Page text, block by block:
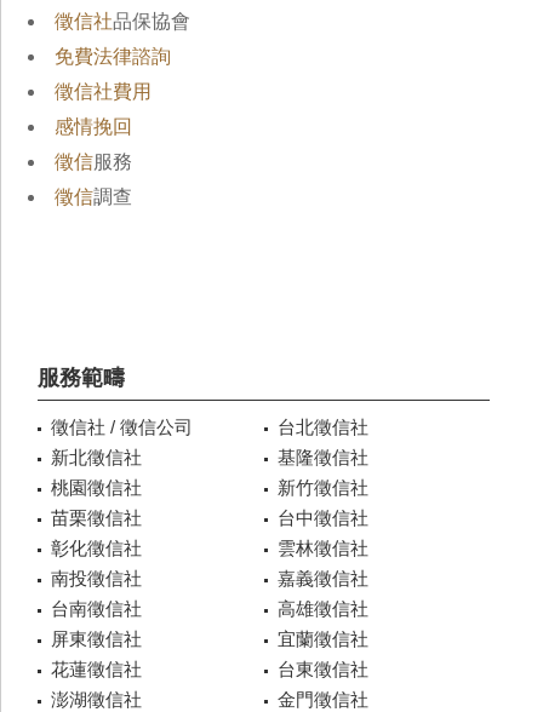
徵信社品保協會
免費法律諮詢
徵信社費用
感情挽回
徵信服務
徵信調查
服務範疇
徵信社 / 徵信公司
台北徵信社
新北徵信社
基隆徵信社
桃園徵信社
新竹徵信社
苗栗徵信社
台中徵信社
彰化徵信社
雲林徵信社
南投徵信社
嘉義徵信社
台南徵信社
高雄徵信社
屏東徵信社
宜蘭徵信社
花蓮徵信社
台東徵信社
澎湖徵信社
金門徵信社